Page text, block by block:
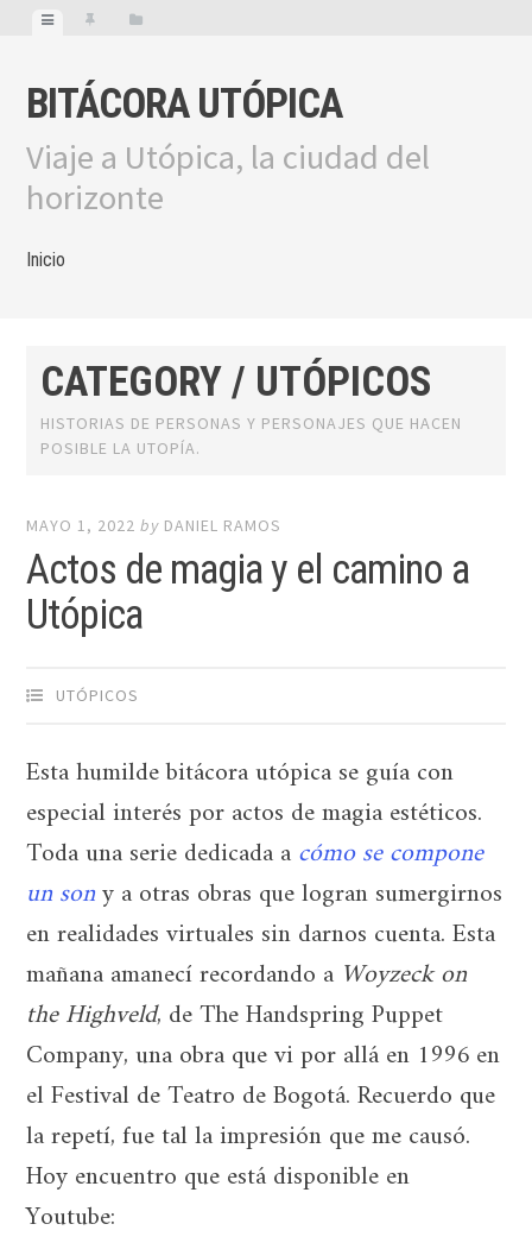
BITÁCORA UTÓPICA
Viaje a Utópica, la ciudad del
horizonte
Inicio
CATEGORY / UTÓPICOS
HISTORIAS DE PERSONAS Y PERSONAJES QUE HACEN
POSIBLE LA UTOPÍA.
MAYO 1, 2022 by DANIEL RAMOS
Actos de magia y el camino a
Utópica
UTÓPICOS
Esta humilde bitácora utópica se guía con
especial interés por actos de magia estéticos.
Toda una serie dedicada acómo se compone
un sony a otras obras que logran sumergirnos
en realidades virtuales sin darnos cuenta. Esta
mañana amanecí recordando a Woyzeck on
the Highveld, de The Handspring Puppet
Company, una obra que vi por allá en 1996 en
el Festival de Teatro de Bogotá. Recuerdo que
la repetí, fue tal la impresión que me causó.
Hoy encuentro que está disponible en
Youtube: